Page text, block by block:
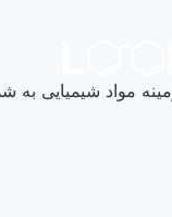
مواد شیمیایی به